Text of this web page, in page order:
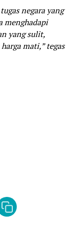
negara yang
menghadapi
yang sulit,
mati,” tegas